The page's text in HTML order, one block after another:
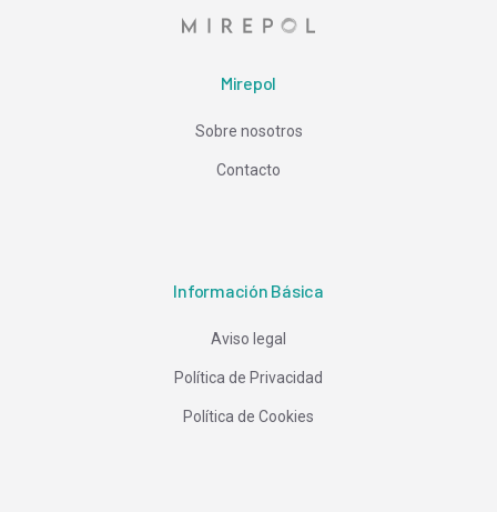
Mirepol
Sobre nosotros
Contacto
Información Básica
Aviso legal
Política de Privacidad
Política de Cookies